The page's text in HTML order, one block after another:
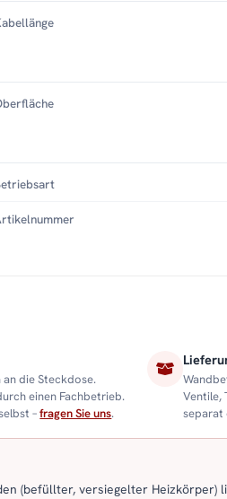
die Steckdose.
einen Fachbetrieb.
–fragen Sie uns.
Ventile,
separat
(befüllter, versiegelter Heizkörper)